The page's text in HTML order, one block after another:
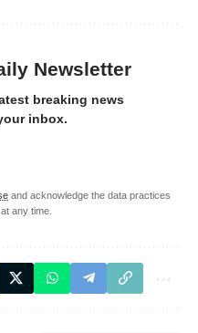
Newsletter
breaking news
inbox.
and acknowledge the data practices
any time.